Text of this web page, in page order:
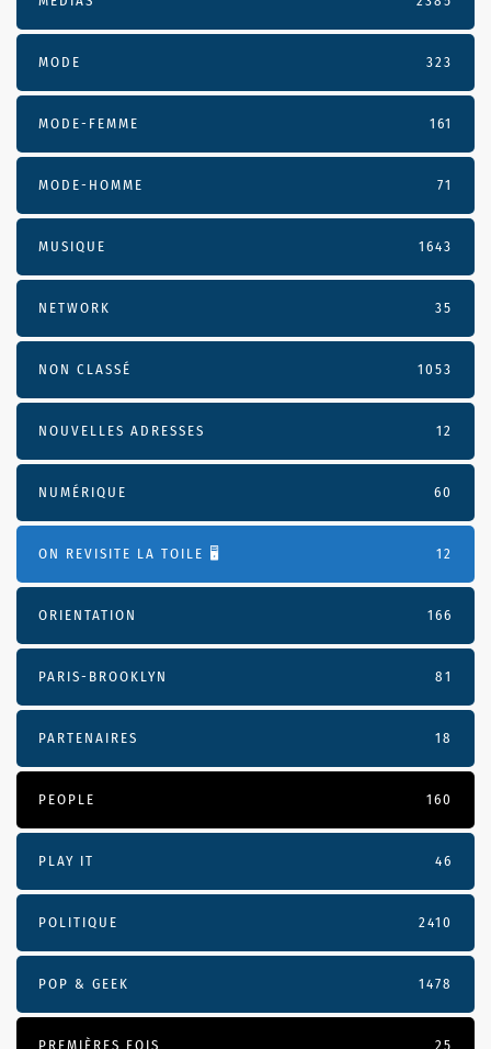
MODE 323
MODE-FEMME 161
MODE-HOMME 71
MUSIQUE 1643
NETWORK 35
NON CLASSÉ 1053
NOUVELLES ADRESSES 12
NUMÉRIQUE 60
ON REVISITE LA TOILE 🖥️ 12
ORIENTATION 166
PARIS-BROOKLYN 81
PARTENAIRES 18
PEOPLE 160
PLAY IT 46
POLITIQUE 2410
POP & GEEK 1478
PREMIÈRES FOIS 25